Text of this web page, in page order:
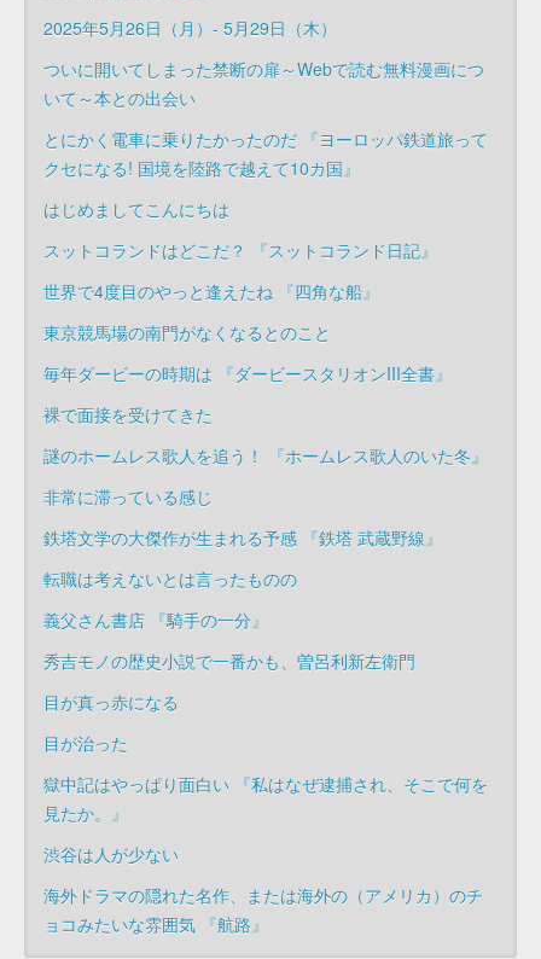
2025年5月26日（月）- 5月29日（木）
ついに開いてしまった禁断の扉～Webで読む無料漫画につ
いて～本との出会い
とにかく電車に乗りたかったのだ 『ヨーロッパ鉄道旅って
クセになる! 国境を陸路で越えて10カ国』
はじめましてこんにちは
スットコランドはどこだ？ 『スットコランド日記』
世界で4度目のやっと逢えたね 『四角な船』
東京競馬場の南門がなくなるとのこと
毎年ダービーの時期は 『ダービースタリオンIII全書』
裸で面接を受けてきた
謎のホームレス歌人を追う！ 『ホームレス歌人のいた冬』
非常に滞っている感じ
鉄塔文学の大傑作が生まれる予感 『鉄塔 武蔵野線』
転職は考えないとは言ったものの
義父さん書店 『騎手の一分』
秀吉モノの歴史小説で一番かも、曽呂利新左衛門
目が真っ赤になる
目が治った
獄中記はやっぱり面白い 『私はなぜ逮捕され、そこで何を
見たか。』
渋谷は人が少ない
海外ドラマの隠れた名作、または海外の（アメリカ）のチ
ョコみたいな雰囲気 『航路』